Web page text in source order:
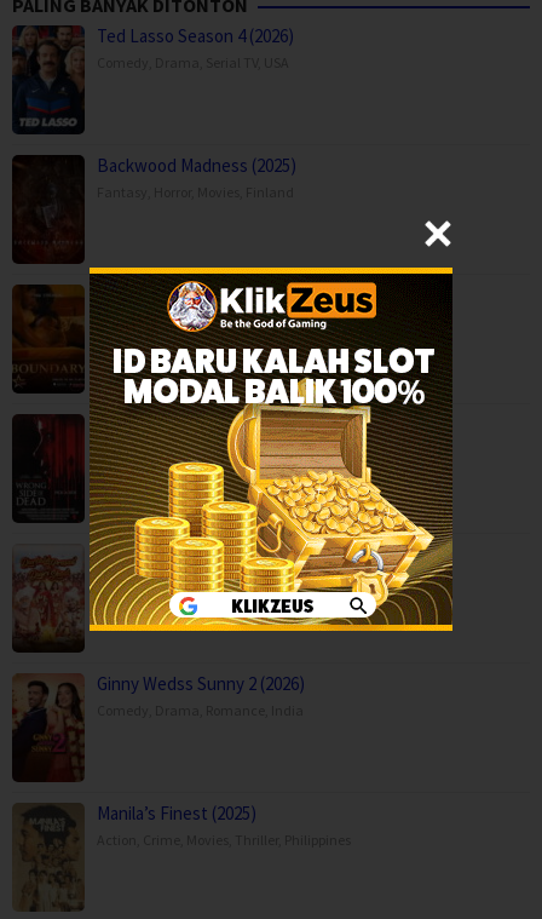
PALING BANYAK DITONTON
Ted Lasso Season 4 (2026)
Backwood Madness (2025)
Boundary (2026)
Movies,Romance,
Capps Crossing: Wrong Side of Dead (2026…
Horror,Movies,Thriller,USA
Durlabh Prasad Ki Dusri Shadi (2025)
Comedy,Family,Movies,India
Ginny Wedss Sunny 2 (2026)
Manila’s Finest (2025)